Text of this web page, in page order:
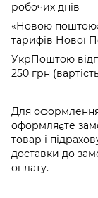
робочих днів
«Новою поштою»
тарифів Нової
УкрПоштою
250 грн
Для
оформляєте
товар і
доставки до
оплату.